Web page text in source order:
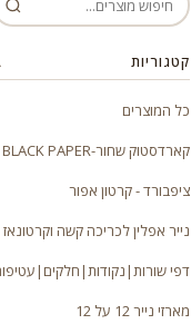
קטגוריות
כל המוצרים
קארדסטוק שחור-BLACK PAPER
ציפבורד - קרטון אפור
נייר אפלין לכריכה קשה וקרטונאז
דפי
מארזי נייר 12 על 12